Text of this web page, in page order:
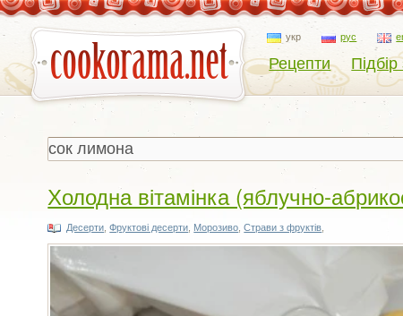
укр рус
Рецепти Підбір
Холодна вітамінка (яблучно-
Десерти ,Фруктові десерти Морозиво ,Страви з фруктів